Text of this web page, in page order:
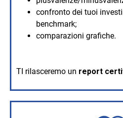
confronto dei tuoi
benchmark;
comparazioni grafiche.
TI rilasceremo un report